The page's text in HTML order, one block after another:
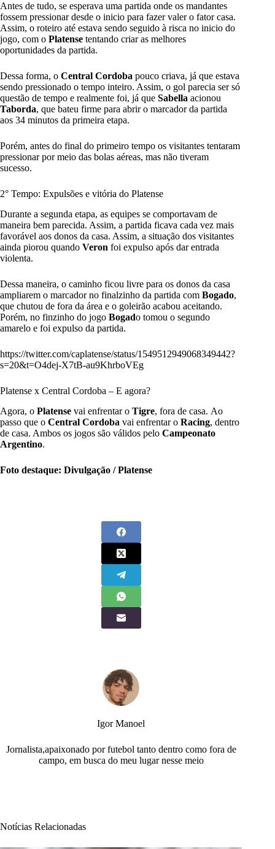
Antes de tudo, se esperava uma partida onde os mandantes
fossem pressionar desde o inicio para fazer valer o fator casa.
Assim, o roteiro até estava sendo seguido à risca no inicio do
jogo, com o Platense tentando criar as melhores
oportunidades da partida.
Dessa forma, o Central Cordoba pouco criava, já que estava
sendo pressionado o tempo inteiro. Assim, o gol parecia ser só
questão de tempo e realmente foi, já que Sabella acionou
Taborda, que bateu firme para abrir o marcador da partida
aos 34 minutos da primeira etapa.
Porém, antes do final do primeiro tempo os visitantes tentaram
pressionar por meio das bolas aéreas, mas não tiveram
sucesso.
2° Tempo: Expulsões e vitória do Platense
Durante a segunda etapa, as equipes se comportavam de
maneira bem parecida. Assim, a partida ficava cada vez mais
favorável aos donos da casa. Assim, a situação dos visitantes
ainda piorou quando Veron foi expulso após dar entrada
violenta.
Dessa maneira, o caminho ficou livre para os donos da casa
ampliarem o marcador no finalzinho da partida com Bogado,
que chutou de fora da área e o goleirão acabou aceitando.
Porém, no finzinho do jogo Bogado tomou o segundo
amarelo e foi expulso da partida.
https://twitter.com/caplatense/status/1549512949068349442?
s=20&t=O4dej-X7tB-au9KhrboVEg
Platense x Central Cordoba – E agora?
Agora, o Platense vai enfrentar o Tigre, fora de casa. Ao
passo que o Central Cordoba vai enfrentar o Racing, dentro
de casa. Ambos os jogos são válidos pelo Campeonato
Argentino.
Foto destaque: Divulgação / Platense
Igor Manoel
Jornalista,apaixonado por futebol tanto dentro como fora de
campo, em busca do meu lugar nesse meio
Notícias Relacionadas